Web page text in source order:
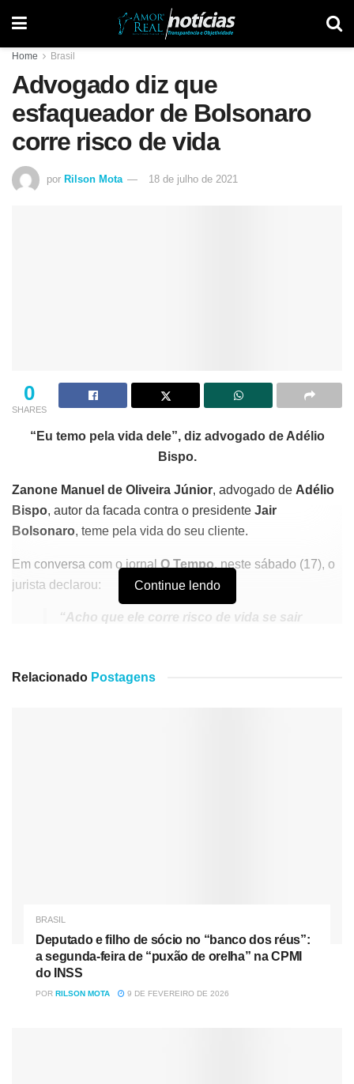
Home Brasil
Advogado diz que
esfaqueador de Bolsonaro
corre risco de vida
por Rilson Mota 18 de julho de 2021
0
SHARES
“Eu temo pela vida dele”, diz advogado de Adélio
Bispo.
Zanone Manuel de Oliveira Júnior, advogado de Adélio
Bispo, autor da facada contra o presidente Jair
Bolsonaro, teme pela vida do seu cliente.
Em conversa com o jornal O Tempo, neste sábado (17), o
jurista declarou:
“Acho que ele corre risco de vida se sair
nada aqui fora. Tenho certeza.”
“No atual cenário, o Adélio corre sérios
riscos, o Brasil hoje é pequeno para o
Brasil. Se ele for colocado em liberdade
Continue lendo
Relacionado Postagens
BRASIL
Deputado e filho de sócio no “banco dos réus”:
a segunda-feira de “puxão de orelha” na CPMI
do INSS
POR RILSON MOTA 9 DE FEVEREIRO DE 2026